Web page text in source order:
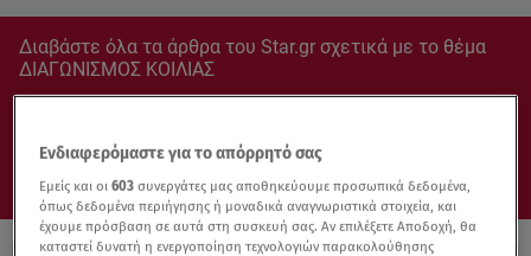
Διαβάστε όλα τα άρθρα του Star.gr σχετικά με το θέμα
ΔΙΑΓΩΝΙΣΜΟΣ ΚΟΙΛΙΑΣ
Ενδιαφερόμαστε για το απόρρητό σας
Εμείς και οι603 συνεργάτες μας αποθηκεύουμε προσωπικά δεδομένα,
όπως δεδομένα περιήγησης ή μοναδικά αναγνωριστικά στοιχεία, και
έχουμε πρόσβαση σε αυτά στη συσκευή σας. Αν επιλέξετε Αποδοχή, θα
καταστεί δυνατή η ενεργοποίηση τεχνολογιών παρακολούθησης